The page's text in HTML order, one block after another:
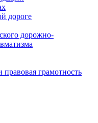
дороге
дорожно-
правовая грамотность